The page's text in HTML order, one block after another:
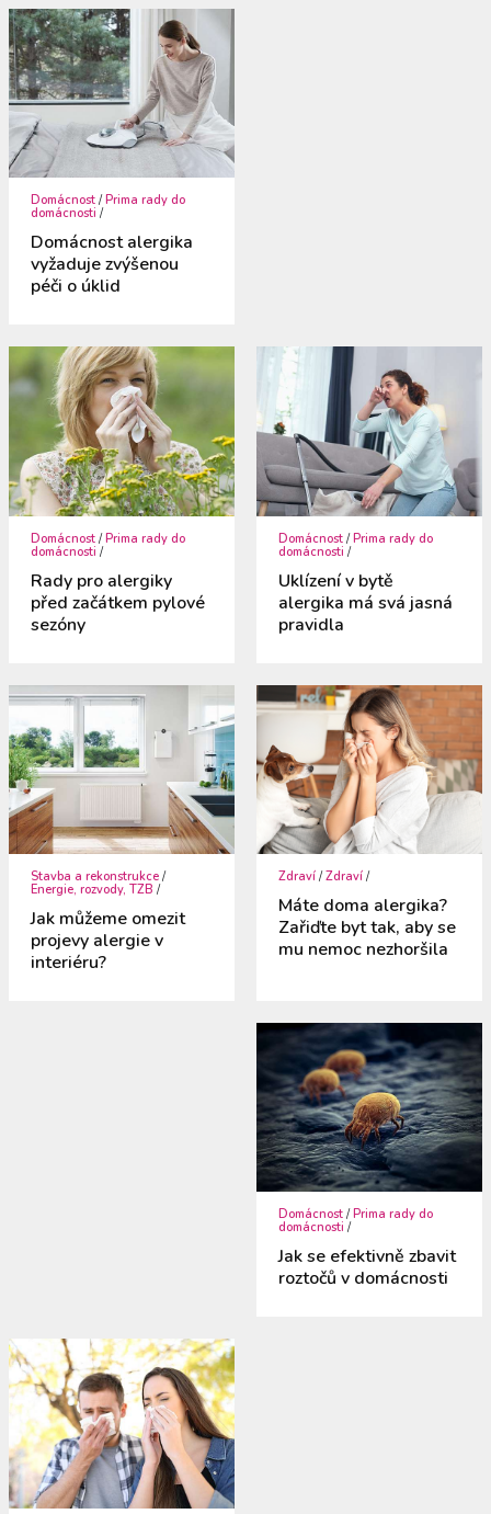
Domácnost /Prima rady do
domácnosti /
Domácnost alergika
vyžaduje zvýšenou
péči o úklid
Domácnost /Prima rady do
domácnosti /
Rady pro alergiky
před začátkem pylové
sezóny
Domácnost /Prima rady do
domácnosti /
Uklízení v bytě
alergika má svá jasná
pravidla
Stavba a rekonstrukce /
Energie, rozvody, TZB /
Jak můžeme omezit
projevy alergie v
interiéru?
Zdraví /Zdraví /
Máte doma alergika?
Zařiďte byt tak, aby se
mu nemoc nezhoršila
Domácnost /Prima rady do
domácnosti /
Jak se efektivně zbavit
roztočů v domácnosti